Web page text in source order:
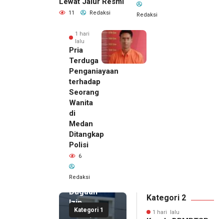
11 Redaksi Redaksi
1 hari
lalu
Pria
Terduga
Penganiayaan
terhadap
Seorang
Wanita
di
Medan
Ditangkap
Polisi
6
Redaksi
Kategori 1
1 hari lalu
Kepala
DPMPTSP
Deli
Serdang
Bantah
Terlibat
Dugaan
Izin
Palsu,
Kategori 2
1 hari lalu